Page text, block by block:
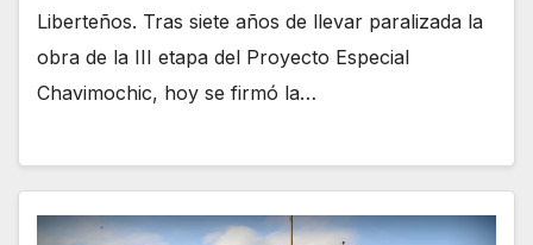
Liberteños. Tras siete años de llevar paralizada la
obra de la III etapa del Proyecto Especial
Chavimochic, hoy se firmó la…